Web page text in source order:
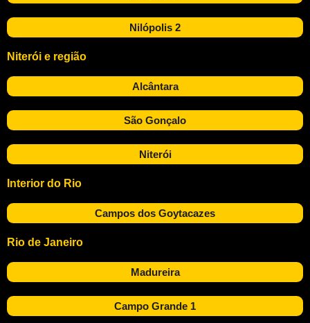
Nilópolis 2
Niterói e região
Alcântara
São Gonçalo
Niterói
Interior do Rio
Campos dos Goytacazes
Rio de Janeiro
Madureira
Campo Grande 1